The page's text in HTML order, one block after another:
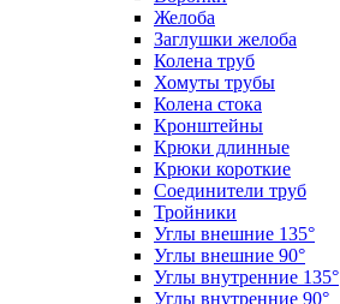
Желоба
Заглушки желоба
Колена труб
Хомуты трубы
Колена стока
Кронштейны
Крюки длинные
Крюки короткие
Соединители труб
Тройники
Углы внешние 135°
Углы внешние 90°
Углы внутренние 135°
Углы внутренние 90°